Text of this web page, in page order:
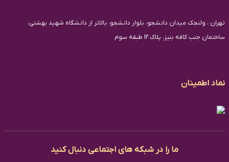
تهران ، ولنجک میدان دانشجو، بلوار دانشجو، بالاتر از دانشگاه شهید بهشتی،
ساختمان جنب کافه بنیز، پلاک 12 طبقه سوم
نماد اطمینان
ما را در شبکه های اجتماعی دنبال کنید